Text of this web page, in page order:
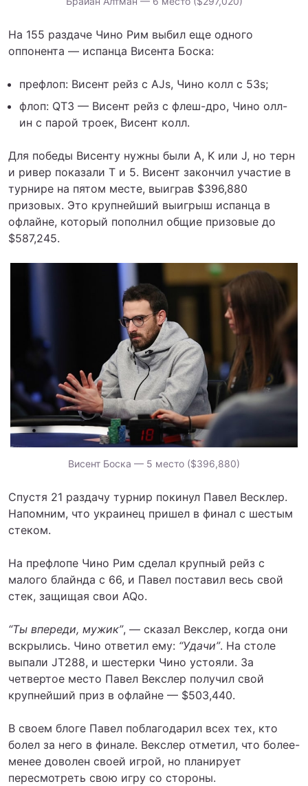
На 155 раздаче Чино Рим выбил еще одного
оппонента — испанца Висента Боска:
префлоп: Висент рейз с AJs, Чино колл с 53s;
флоп: QT3 — Висент рейз с флеш-дро, Чино олл-
ин с парой троек, Висент колл.
Для победы Висенту нужны были A, K или J, но терн
и ривер показали T и 5. Висент закончил участие в
турнире на пятом месте, выиграв $396,880
призовых. Это крупнейший выигрыш испанца в
офлайне, который пополнил общие призовые до
$587,245.
Висент Боска — 5 место ($396,880)
Спустя 21 раздачу турнир покинул Павел Весклер.
Напомним, что украинец пришел в финал с шестым
стеком.
На префлопе Чино Рим сделал крупный рейз с
малого блайнда с 66, и Павел поставил весь свой
стек, защищая свои AQo.
“Ты впереди, мужик”, — сказал Векслер, когда они
вскрылись. Чино ответил ему: “Удачи”. На столе
выпали JT288, и шестерки Чино устояли. За
четвертое место Павел Векслер получил свой
крупнейший приз в офлайне — $503,440.
В своем блоге Павел поблагодарил всех тех, кто
болел за него в финале. Векслер отметил, что более-
менее доволен своей игрой, но планирует
пересмотреть свою игру со стороны.